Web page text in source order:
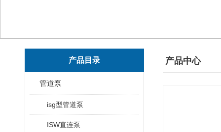
产品目录
管道泵
isg型管道泵
ISW直连泵
产品中心